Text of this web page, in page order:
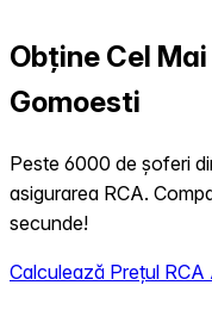
Obține Cel Mai
Gomoesti
Peste 6000 de șoferi
asigurarea RCA.
secunde!
Calculează Prețul RCA